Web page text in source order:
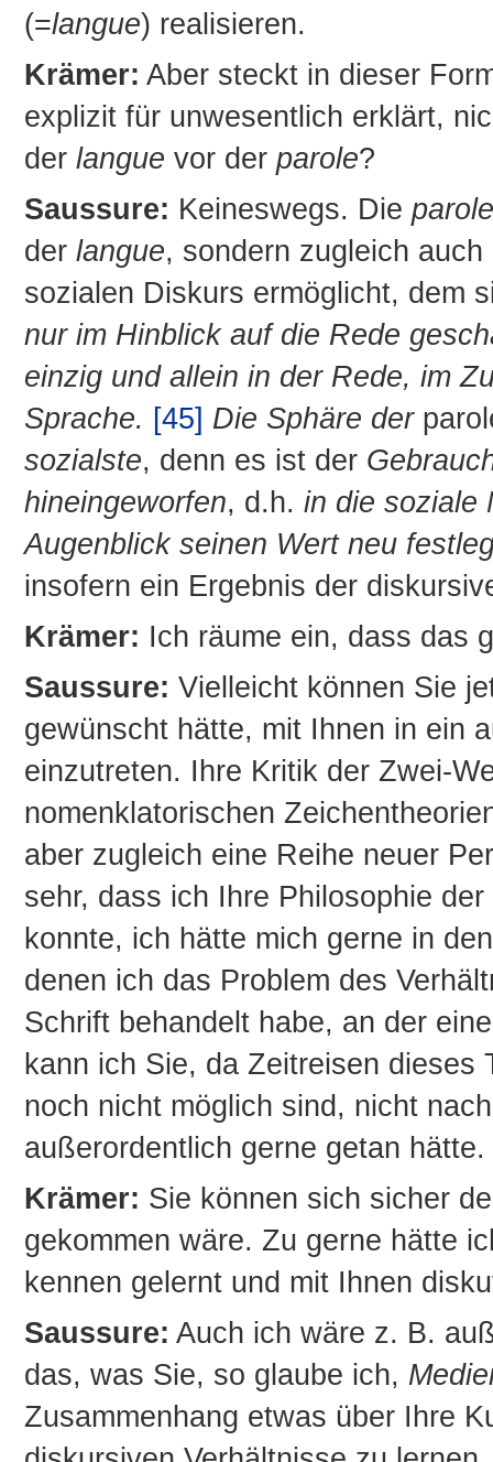
(=langue) realisieren.
Krämer: Aber steckt in dieser
explizit für unwesentlich erklärt,
der langue vor der parole?
Saussure: Keineswegs. Die parole
der langue, sondern zugleich
sozialen Diskurs ermöglicht, dem
nur im Hinblick auf die Rede
einzig und allein in der Rede, im
Sprache. [45] Die Sphäre der
sozialste, denn es ist der
hineingeworfen, d.h. in die soziale
Augenblick seinen Wert neu
insofern ein Ergebnis der
Krämer: Ich räume ein, dass das
Saussure: Vielleicht können Sie
gewünscht hätte, mit Ihnen in ein
einzutreten. Ihre Kritik der Zwei-
nomenklatorischen
aber zugleich eine Reihe neuer
sehr, dass ich Ihre Philosophie
konnte, ich hätte mich gerne in
denen ich das Problem des
Schrift behandelt habe, an der
kann ich Sie, da Zeitreisen dieses
noch nicht möglich sind, nicht
außerordentlich gerne getan hätte.
Krämer: Sie können sich sicher
gekommen wäre. Zu gerne hätte
kennen gelernt und mit Ihnen
Saussure: Auch ich wäre z. B.
das, was Sie, so glaube ich,
Zusammenhang etwas über Ihre